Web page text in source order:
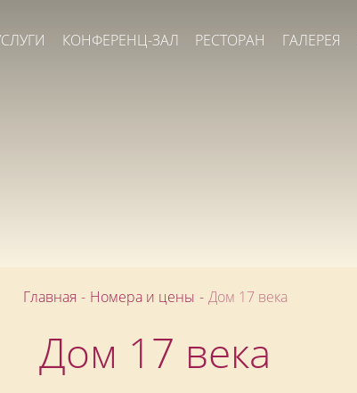
КОНФЕРЕНЦ-ЗАЛ РЕСТОРАН ГАЛЕРЕЯ
Главная - Номера и цены - Дом 17 века
Дом 17 века